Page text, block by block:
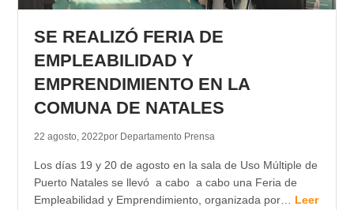
SE REALIZÓ FERIA DE
EMPLEABILIDAD Y
EMPRENDIMIENTO EN LA
COMUNA DE NATALES
22 agosto, 2022por Departamento Prensa
Los días 19 y 20 de agosto en la sala de Uso Múltiple de
Puerto Natales se llevó a cabo a cabo una Feria de
Empleabilidad y Emprendimiento, organizada por… Leer